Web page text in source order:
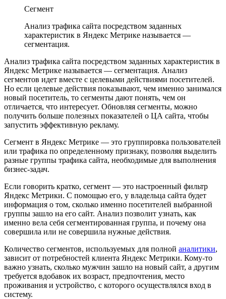
Сегмент
Анализ трафика сайта посредством заданных
характеристик в Яндекс Метрике называется —
сегментация.
Анализ трафика сайта посредством заданных характеристик в
Яндекс Метрике называется — сегментация. Анализ
сегментов идет вместе с целевыми действиями посетителей.
Но если целевые действия показывают, чем именно занимался
новый посетитель, то сегменты дают понять, чем он
отличается, что интересует. Обновляя сегменты, можно
получить больше полезных показателей о ЦА сайта, чтобы
запустить эффективную рекламу.
Сегмент в Яндекс Метрике — это группировка пользователей
или трафика по определенному признаку, позволяя выделить
разные группы трафика сайта, необходимые для выполнения
бизнес-задач.
Если говорить кратко, сегмент — это настроенный фильтр
Яндекс Метрики. С помощью его, у владельца сайта будет
информация о том, сколько именно посетителей выбранной
группы зашло на его сайт. Анализ позволит узнать, как
именно вела себя сегментированная группа, и почему она
совершила или не совершила нужные действия.
Количество сегментов, используемых для полной аналитики,
зависит от потребностей клиента Яндекс Метрики. Кому-то
важно узнать, сколько мужчин зашло на новый сайт, а другим
требуется вдобавок их возраст, предпочтения, место
проживания и устройство, с которого осуществлялся вход в
систему.